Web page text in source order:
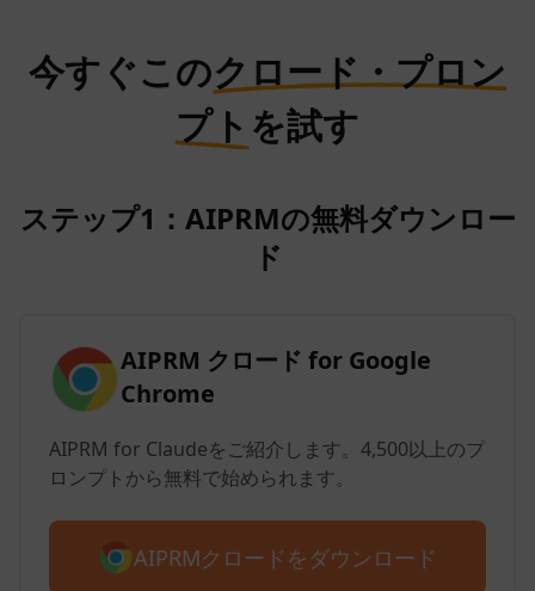
今すぐこのクロード・プロン
プト を試す
ステップ1：AIPRMの無料ダウンロー
ド
AIPRM クロード for Google
Chrome
AIPRM for Claudeをご紹介します。4,500以上のプ
ロンプトから無料で始められます。
AIPRMクロードをダウンロード